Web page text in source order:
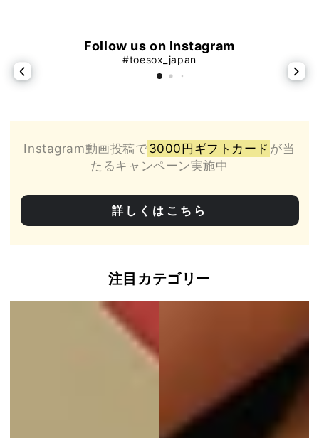
Follow us on Instagram
#toesox_japan
Instagram動画投稿で3000円ギフトカード が当
たるキャンペーン実施中
詳しくはこちら
注目カテゴリー